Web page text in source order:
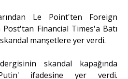
Le Point'ten Foreign
Financial Times'a Batı
manşetlere yer verdi.
skandal kapağında
ifadesine yer verdi.